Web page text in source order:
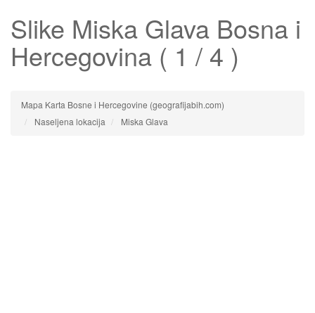
Slike Miska Glava Bosna i
Hercegovina ( 1 / 4 )
Mapa Karta Bosne i Hercegovine (geografijabih.com)
Naseljena lokacija
Miska Glava